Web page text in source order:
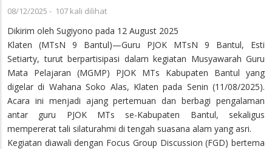
08/12/2025 - 107 kali dilihat
Dikirim oleh Sugiyono pada 12 August 2025
Klaten (MTsN 9 Bantul)—Guru PJOK MTsN 9 Bantul, Esti
Setiarty, turut berpartisipasi dalam kegiatan Musyawarah Guru
Mata Pelajaran (MGMP) PJOK MTs Kabupaten Bantul yang
digelar di Wahana Soko Alas, Klaten pada Senin (11/08/2025).
Acara ini menjadi ajang pertemuan dan berbagi pengalaman
antar guru PJOK MTs se-Kabupaten Bantul, sekaligus
mempererat tali silaturahmi di tengah suasana alam yang asri.
Kegiatan diawali dengan Focus Group Discussion (FGD) bertema